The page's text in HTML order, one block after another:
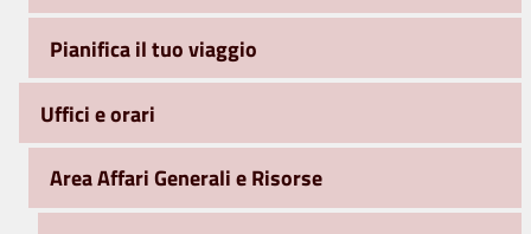
Pianifica il tuo viaggio
Uffici e orari
Area Affari Generali e Risorse